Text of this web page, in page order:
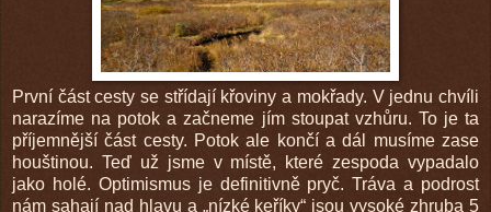
První část cesty se střídají křoviny a mokřady. V jednu chvíli
narazíme na potok a začneme jím stoupat vzhůru. To je ta
příjemnější část cesty. Potok ale končí a dál musíme zase
houštinou. Teď už jsme v místě, které zespoda vypadalo
jako holé. Optimismus je definitivně pryč. Tráva a podrost
nám sahají nad hlavu a „nízké keříky“ jsou vysoké zhruba 5